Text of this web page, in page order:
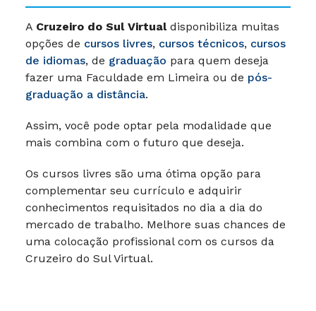
A Cruzeiro do Sul Virtualdisponibiliza muitas
opções de cursos livres, cursos técnicos, cursos
de idiomas, de graduação para quem deseja
fazer uma Faculdade em Limeira ou de pós-
graduação a distância.
Assim, você pode optar pela modalidade que
mais combina com o futuro que deseja.
Os cursos livres são uma ótima opção para
complementar seu currículo e adquirir
conhecimentos requisitados no dia a dia do
mercado de trabalho. Melhore suas chances de
uma colocação profissional com os cursos da
Cruzeiro do Sul Virtual.